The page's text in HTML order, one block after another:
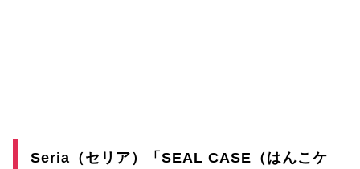
Seria（セリア）「SEAL CASE（はんこケ